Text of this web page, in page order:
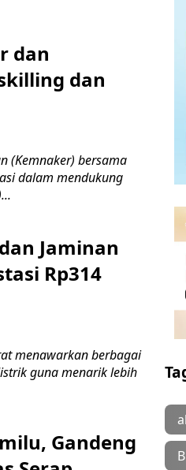
dan
dan
(Kemnaker) bersama
dalam mendukung
Jaminan
Rp314
menawarkan berbagai
guna menarik lebih
Gandeng